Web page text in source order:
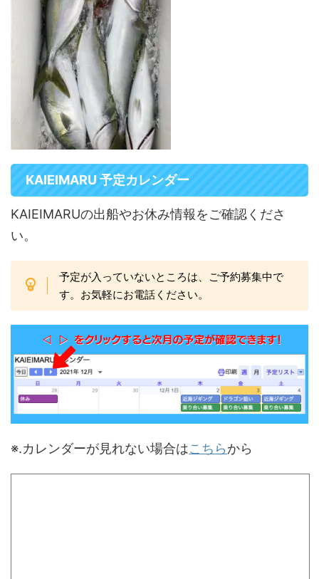
KAIEIMARU 予定カレンダー
KAIEIMARUの出船やお休み情報をご確認くださ
い。
予定が入っていないところは、ご予約募集中で
す。お気軽にお電話ください。
※.カレンダーが見れない場合はこちらから